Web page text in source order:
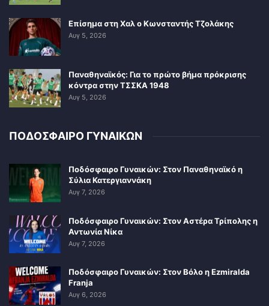
Επίσημα στη Χαλ ο Κωνσταντής Τζολάκης
Αυγ 5, 2026
Παναθηναϊκός: Για το πρώτο βήμα πρόκρισης
κόντρα στην ΤΣΣΚΑ 1948
Αυγ 5, 2026
ΠΟΔΟΣΦΑΙΡΟ ΓΥΝΑΙΚΩΝ
Ποδόσφαιρο Γυναικών: Στον Παναθηναϊκό η
Σύλια Κατεργιαννάκη
Αυγ 7, 2026
Ποδόσφαιρο Γυναικών: Στον Αστέρα Τρίπολης η
Αντωνία Νίκα
Αυγ 7, 2026
Ποδόσφαιρο Γυναικών: Στον Βόλο η Ezmiralda
Franja
Αυγ 6, 2026